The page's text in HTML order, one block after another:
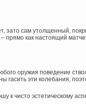
зато сам утолщенный,
прямо как настоящий
оружия поведение
гасить эти колебания,
к чисто эстетическому